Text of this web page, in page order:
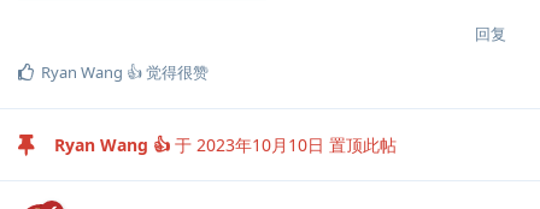
回复
Ryan Wang 👍觉得很赞
Ryan Wang 👍 于 2023年10月10日 置顶此帖